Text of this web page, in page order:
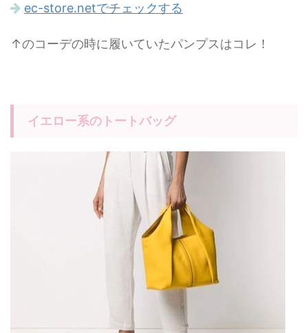
ec-store.netでチェックする
↑のコーデの時に履いていたパンプスはコレ！
イエロー系のトートバッグ